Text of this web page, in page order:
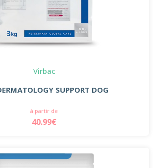
Virbac
SUPPORT DOG
à partir de
40.99€